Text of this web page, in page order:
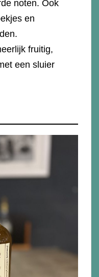
noten. Ook
en
fruitig,
een sluier